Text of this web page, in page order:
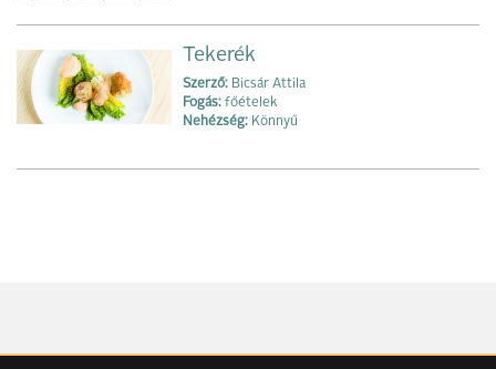
Tekerék
Szerző: Bicsár Attila
Fogás: főételek
Nehézség: Könnyű